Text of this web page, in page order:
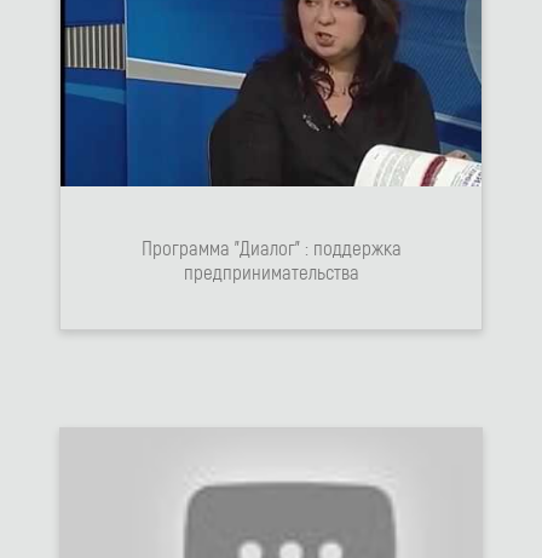
Программа "Диалог" : поддержка
предпринимательства